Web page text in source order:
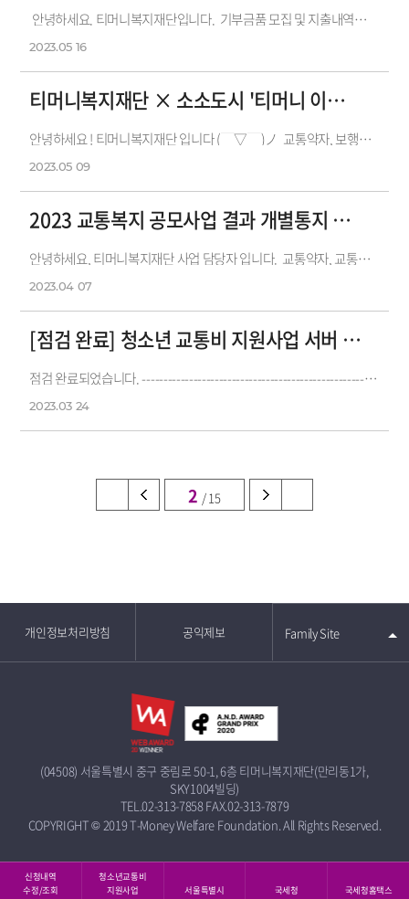
2023.05 16
안녕하세요. 티머니복지재단입니다. 기부금품 모집 및 지출내역은 국세청 공익법인 공시를 참고하여 주시기 바랍니다.감사합니다...
2023.05 09
티머니복지재단 × 소소도시 '티머니 이로운 도로 캠페인' 안내
안녕하세요 ! 티머니복지재단 입니다 (￣▽￣)ノ 교통약자, 보행자 중심의 안전하고 쾌적한 보행 환경을 경험하실 수 있도록&nbs...
2023.04 07
2023 교통복지 공모사업 결과 개별통지 안내
안녕하세요, 티머니복지재단 사업 담당자 입니다. 교통약자, 교통복지를 위한 공모사업에 각 기관과 단체의 많은 관심과 신청에 대...
2023.03 24
[점검 완료] 청소년 교통비 지원사업 서버 점검 안내
점검 완료되었습니다. ------------------------------------------------------------------------------------ 안녕하세요, 티머니복지재단 입니다. ...
2 / 15
개인정보처리방침 공익제보 Family Site
(04508) 서울특별시 중구 중림로 50-1, 6층 티머니복지재단(만리동1가,
SKY1004빌딩)
TEL.02-313-7858FAX.02-313-7879
COPYRIGHT © 2019 T-Money Welfare Foundation. All Rights Reserved.
신청내역
수정/조회
청소년교통비
지원사업
서울특별시 국세청 국세청홈택스